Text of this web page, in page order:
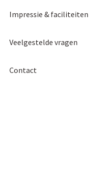
Impressie & faciliteiten
Veelgestelde vragen
Contact